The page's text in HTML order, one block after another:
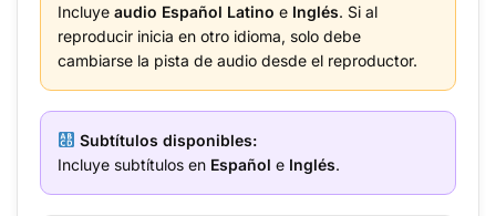
Incluye audio Español Latino e Inglés. Si al
reproducir inicia en otro idioma, solo debe
cambiarse la pista de audio desde el reproductor.
Subtítulos disponibles:
Incluye subtítulos en Español e Inglés.